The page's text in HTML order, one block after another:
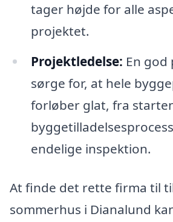
tager højde for alle
projektet.
Projektledelse: En
sørge for, at hele
forløber glat, fra
endelige inspektion.
At finde det rette firma til
sommerhus i Dianalund